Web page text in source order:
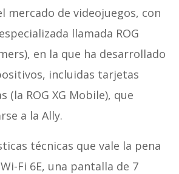
mercado de videojuegos, con
llamada ROG
en la que ha desarrollado
incluidas tarjetas
(la ROG XG Mobile), que
a la Ally.
técnicas que vale la pena
Fi 6E, una pantalla de 7